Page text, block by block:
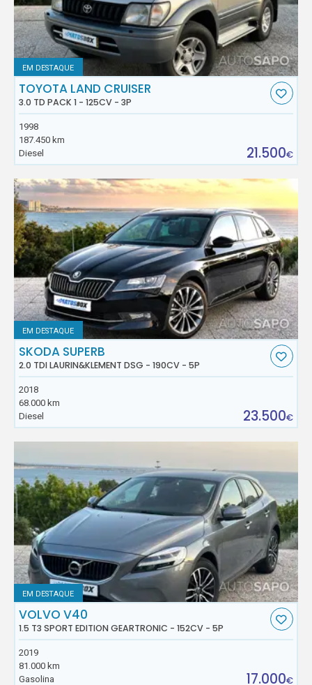
EM DESTAQUE
TOYOTA LAND CRUISER
3.0 TD PACK 1 - 125CV - 3P
1998
187.450 km
Diesel
21.500€
EM DESTAQUE
SKODA SUPERB
2.0 TDI LAURIN&KLEMENT DSG - 190CV - 5P
2018
68.000 km
Diesel
23.500€
EM DESTAQUE
VOLVO V40
1.5 T3 SPORT EDITION GEARTRONIC - 152CV - 5P
2019
81.000 km
Gasolina
17.000€